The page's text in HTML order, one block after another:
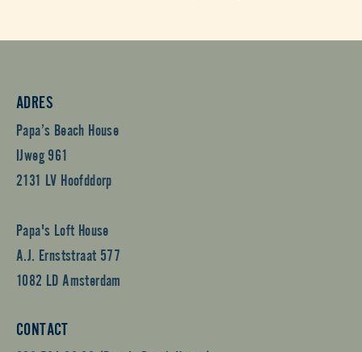
ADRES
Papa’s Beach House
IJweg 961
2131 LV Hoofddorp
Papa's Loft House
A.J. Ernststraat 577
1082 LD Amsterdam
CONTACT